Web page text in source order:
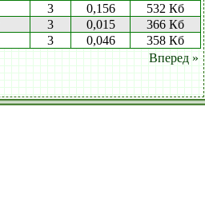
3 0,156
532 Кб
3 0,015
366 Кб
3 0,046
358 Кб
Вперед »